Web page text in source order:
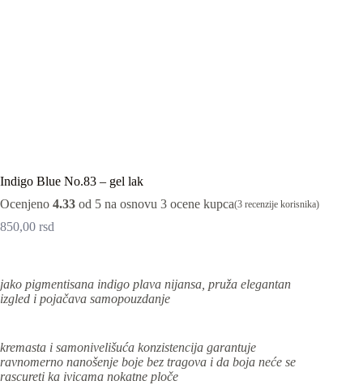
Indigo Blue No.83 – gel lak
Ocenjeno 4.33 od 5 na osnovu 3 ocene kupca(3 recenzije korisnika)
850,00 rsd
jako pigmentisana indigo plava nijansa, pruža elegantan
izgled i pojačava samopouzdanje
kremasta i samonivelišuća konzistencija garantuje
ravnomerno nanošenje boje bez tragova i da boja neće se
rascureti ka ivicama nokatne ploče